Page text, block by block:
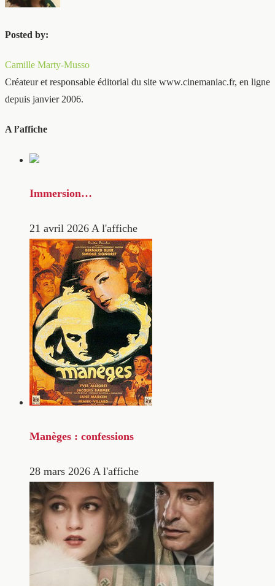
Posted by:
Camille Marty-Musso
Créateur et responsable éditorial du site www.cinemaniac.fr, en ligne
depuis janvier 2006.
A l’affiche
Immersion…
21 avril 2026 A l'affiche
Manèges : confessions
28 mars 2026 A l'affiche